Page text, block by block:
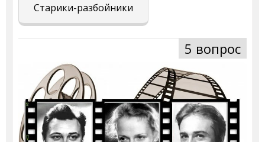
Старики-разбойники
5 вопрос